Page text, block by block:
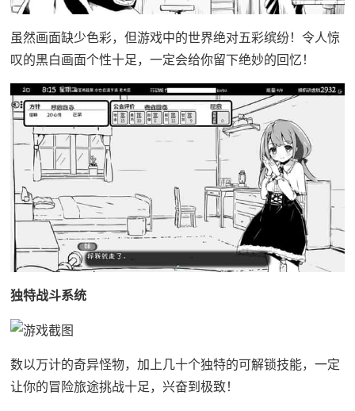
虽然画面缺少色彩，但游戏中的世界绝对五彩缤纷！令人惊
叹的黑白画面个性十足，一定会给你留下绝妙的回忆！
独特战斗系统
数以万计的奇异怪物，加上几十个独特的可解锁技能，一定
让你的冒险旅途挑战十足，兴奋到极致！